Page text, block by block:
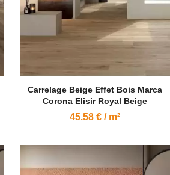
Carrelage Beige Effet Bois Marca
Corona Elisir Royal Beige
45.58 € / m²